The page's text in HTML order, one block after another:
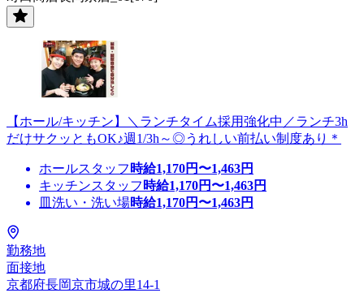
【ホール/キッチン】＼ランチタイム採用強化中／ランチ3h
だけサクッともOK♪週1/3h～◎うれしい前払い制度あり＊
ホールスタッフ 時給1,170円〜1,463円
キッチンスタッフ 時給1,170円〜1,463円
皿洗い・洗い場時給1,170円〜1,463円
勤務地
面接地
京都府長岡京市城の里14-1